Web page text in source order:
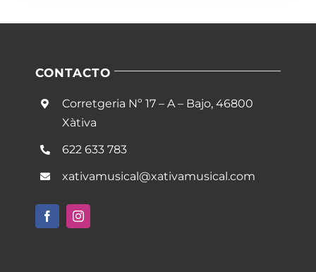
CONTACTO
Corretgeria Nº 17 – A – Bajo, 46800
Xàtiva
622 633 783
xativamusical@xativamusical.com